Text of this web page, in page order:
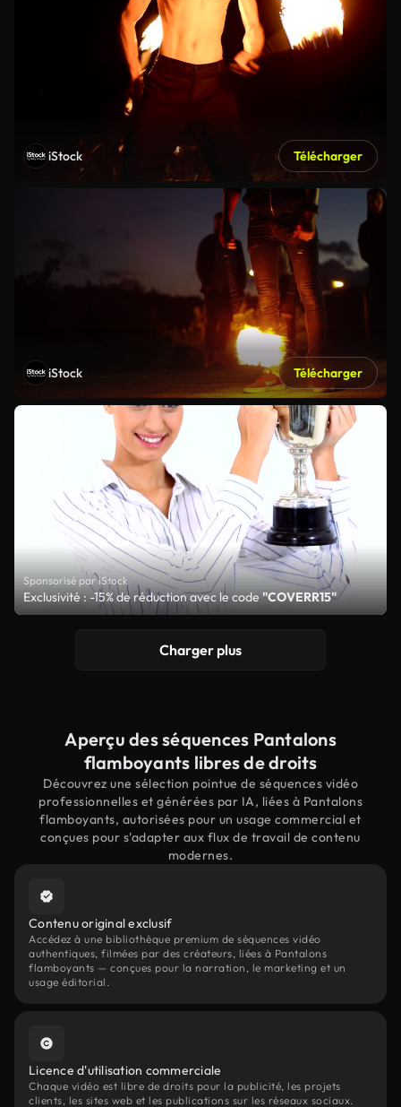
iStock Télécharger
iStock Télécharger
Sponsorisé par iStock
Exclusivité : -15% de réduction avec le code"COVERR15"
Charger plus
Aperçu des séquences Pantalons
flamboyants libres de droits
Découvrez une sélection pointue de séquences vidéo
professionnelles et générées par IA, liées à Pantalons
flamboyants, autorisées pour un usage commercial et
conçues pour s'adapter aux flux de travail de contenu
modernes.
Contenu original exclusif
Accédez à une bibliothèque premium de séquences vidéo
authentiques, filmées par des créateurs, liées à Pantalons
flamboyants — conçues pour la narration, le marketing et un
usage éditorial.
Licence d'utilisation commerciale
Chaque vidéo est libre de droits pour la publicité, les projets
clients, les sites web et les publications sur les réseaux sociaux.